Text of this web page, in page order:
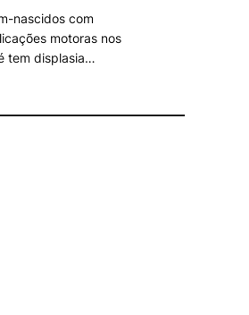
nascidos com
motoras nos
tem displasia…